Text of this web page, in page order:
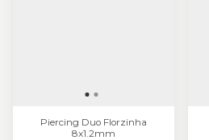
Piercing Duo Florzinha
8x1.2mm